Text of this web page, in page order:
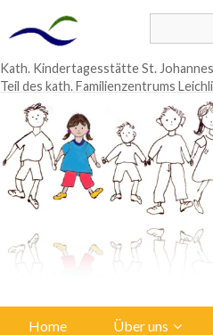
Kath. Kindertagesstätte St.
Teil des kath. Familienzentrums
Home Über uns